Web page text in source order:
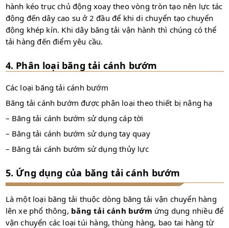
hành kéo trục chủ động xoay theo vòng tròn tạo nên lực tác
động đến dây cao su ở 2 đầu để khi di chuyển tạo chuyển
động khép kín. Khi dây băng tải vận hành thì chúng có thể
tải hàng đến điểm yêu cầu.
4. Phân loại băng tải cánh bướm
Các loại băng tải cánh bướm
Băng tải cánh bướm được phân loại theo thiết bị nâng hạ
– Băng tải cánh bướm sử dụng cáp tời
– Băng tải cánh bướm sử dụng tay quay
– Băng tải cánh bướm sử dụng thủy lực
5. Ứng dụng của băng tải cánh bướm
Là một loại băng tải thuộc dòng băng tải vận chuyển hàng
lên xe phổ thông, băng tải cánh bướm ứng dụng nhiều để
vận chuyển các loại túi hàng, thùng hàng, bao tai hàng từ